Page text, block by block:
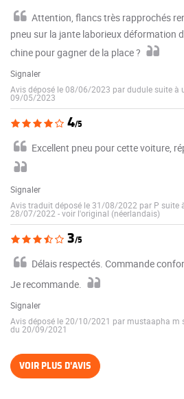
Attention, flancs très rapprochés
pneu sur la jante laborieux déformation
chine pour gagner de la place ?
Signaler
Avis déposé le 08/06/2023 par dudule suite à
09/05/2023
4/5
Excellent pneu pour cette voiture,
Signaler
Avis traduit déposé le 31/08/2022 par P suite
28/07/2022 -voir l'original (néerlandais)
3/5
Délais respectés. Commande
Je recommande.
Signaler
Avis déposé le 20/10/2021 par mustaapha m
du 20/09/2021
VOIR PLUS D'AVIS